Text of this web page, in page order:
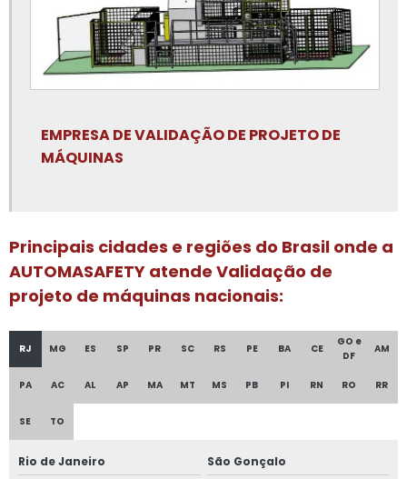
Curso nr 12 instrutor
Curso nr12
Curso nr12 com certificado
Curso nr12 máquinas e equipamentos
Curso nr12 valor
Curso técnico nr 12
Dispositivos de segurança máquinas
Dispositivos de segurança nr12
Empresa adequação nr12
Empresa de consultoria e treinamento de segurança do trabalho
EMPRESA DE VALIDAÇÃO DE PROJETO DE
MÁQUINAS
Principais cidades e regiões do Brasil onde a
AUTOMASAFETY atende Validação de
projeto de máquinas nacionais:
RJ MG ES SP PR SC RS PE BA CE
GO e
DF
AM
PA AC AL AP MA MT MS PB PI RN RO RR
SE TO
Rio de Janeiro São Gonçalo